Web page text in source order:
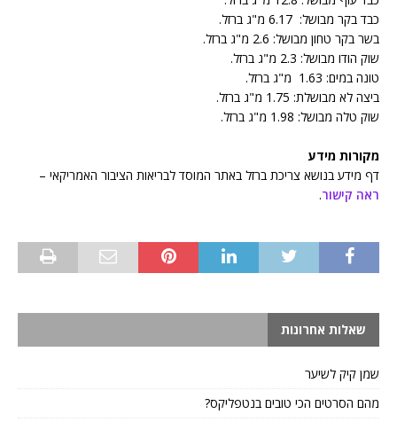
כבד בקר מבושל: 6.17 מ"ג ברזל.
בשר בקר טחון מבושל: 2.6 מ"ג ברזל.
שוק הודו מבושל: 2.3 מ"ג ברזל.
טונה במים: 1.63 מ"ג ברזל.
ביצה לא מבושלת: 1.75 מ"ג ברזל.
שוק טלה מבושל: 1.98 מ"ג ברזל.
מקורות מידע
דף מידע בנושא צריכת ברזל באתר המוסד לבריאות הציבור האמריקאי –
ראה קישור.
שאלות אחרונות
שמן קיק לשיער
מהם הסרטים הכי טובים בנטפליקס?